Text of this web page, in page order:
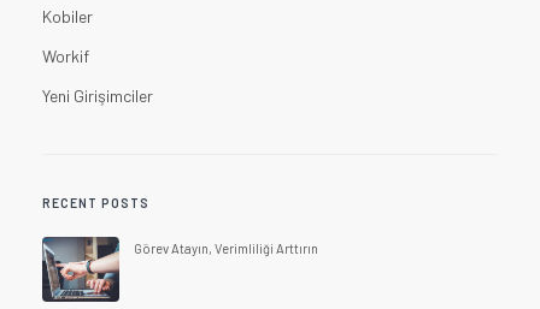
Kobiler
Workif
Yeni Girişimciler
RECENT POSTS
Görev Atayın, Verimliliği Arttırın